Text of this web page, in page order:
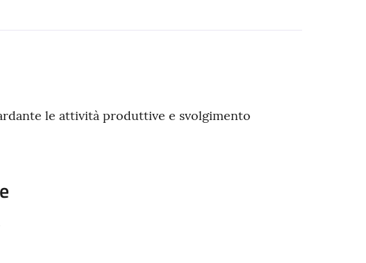
le attività produttive e svolgimento